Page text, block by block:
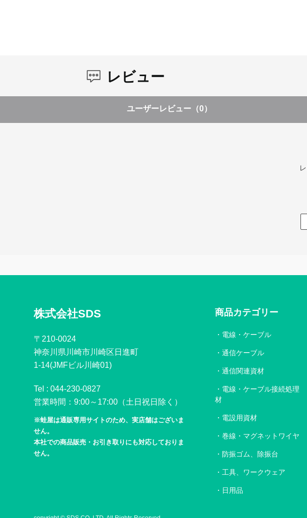
レビュー
ユーザーレビュー （0）
株式会社SDS
〒210-0024
神奈川県川崎市川崎区日進町
1-14(JMFビル川崎01)
Tel :044-230-0827
営業時間：9:00～17:00（土日祝日除く）
※蛙屋は通販専用サイトのため、実店舗はございま
せん。
本社での商品販売・お引き取りにも対応しておりま
せん。
商品カテゴリー
電線・ケーブル
通信ケーブル
通信関連資材
電線・ケーブル接続処理
材
電設用資材
巻線・マグネットワイヤ
防振ゴム、除振台
工具、ワークウェア
日用品